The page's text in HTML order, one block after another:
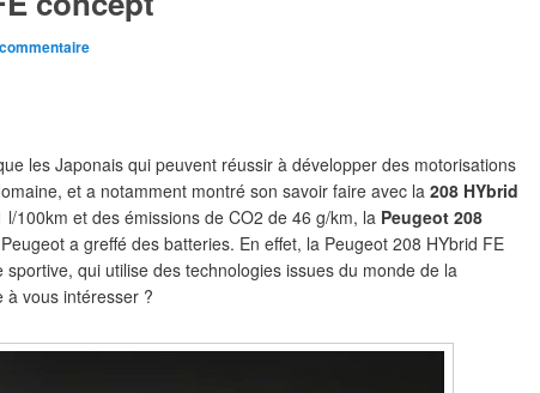
les Japonais qui peuvent réussir à développer des motorisations
et a notamment montré son savoir faire avec la 208 HYbrid
100km et des émissions de CO2 de 46 g/km, la Peugeot 208
a greffé des batteries. En effet, la Peugeot 208 HYbrid FE
qui utilise des technologies issues du monde de la
vous intéresser ?